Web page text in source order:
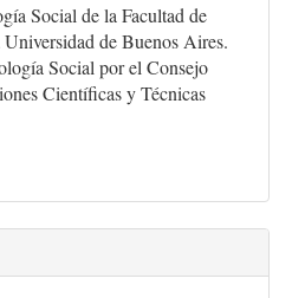
Social de la Facultad de
de Buenos Aires.
Social por el Consejo
Científicas y Técnicas